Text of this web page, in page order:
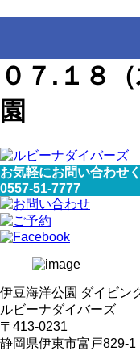
０７.１８
園
お気軽にお問い合わせ
0557-51-7777
伊豆海洋公園 ダイビン
ルビーナダイバーズ
〒413-0231
静岡県伊東市富戸829-1